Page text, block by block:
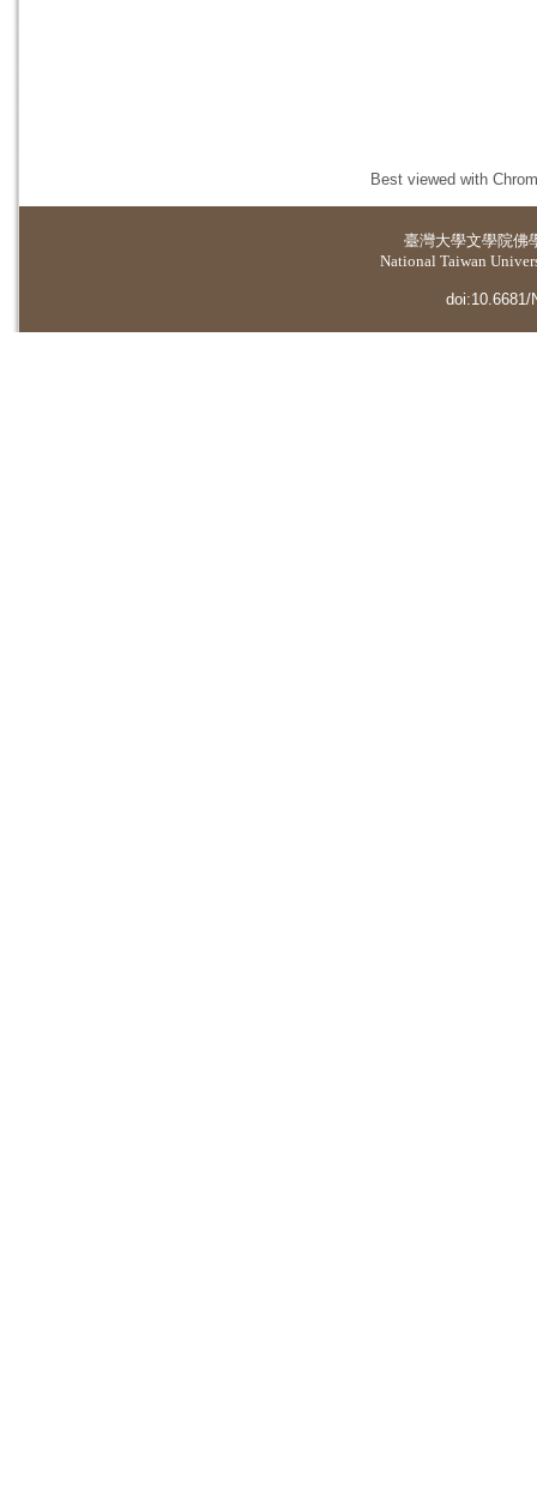
Best viewed with
臺灣大學文學院佛
National Taiwan
doi:10.6681/